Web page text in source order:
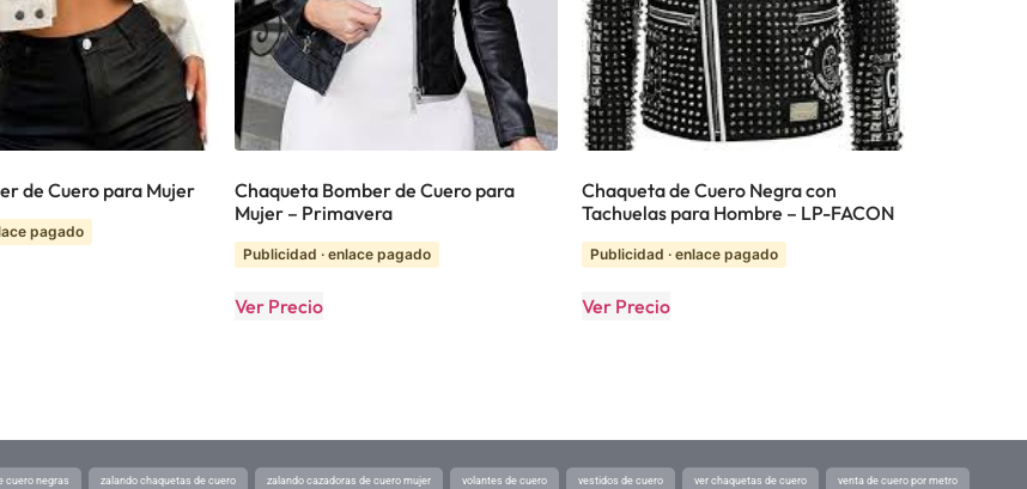
de Cuero para Mujer
pagado
Chaqueta Bomber de Cuero para
Mujer – Primavera
Publicidad · enlace pagado
Ver Precio
Chaqueta de Cuero Negra con
Tachuelas para Hombre – LP-FACON
Publicidad · enlace pagado
Ver Precio
cuero negras zalando chaquetas de cuero zalando cazadoras de cuero mujer volantes de cuero vestidos de cuero ver chaquetas de cuero venta de cuero por metro